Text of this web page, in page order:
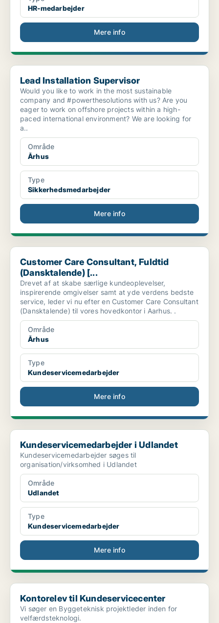
HR-medarbejder
Mere info
Lead Installation Supervisor
Lead Installation Supervisor
Would you like to work in the most sustainable
company and #powerthesolutions with us? Are you
eager to work on offshore projects within a high-
paced international environment? We are looking for
a..
Område
Århus
Type
Sikkerhedsmedarbejder
Mere info
Customer Care Consultant, Fuldtid (Dansktalende) [...
Customer Care Consultant, Fuldtid
(Dansktalende) [...
Drevet af at skabe særlige kundeoplevelser,
inspirerende omgivelser samt at yde verdens bedste
service, leder vi nu efter en Customer Care Consultant
(Dansktalende) til vores hovedkontor i Aarhus. .
Område
Århus
Type
Kundeservicemedarbejder
Mere info
Kundeservicemedarbejder i Udlandet
Kundeservicemedarbejder i Udlandet
Kundeservicemedarbejder søges til
organisation/virksomhed i Udlandet
Område
Udlandet
Type
Kundeservicemedarbejder
Mere info
Kontorelev til Kundeservicecenter
Kontorelev til Kundeservicecenter
Vi søger en Byggeteknisk projektleder inden for
velfærdsteknologi.